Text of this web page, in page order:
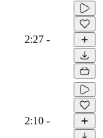
2:27 -
2:10 -